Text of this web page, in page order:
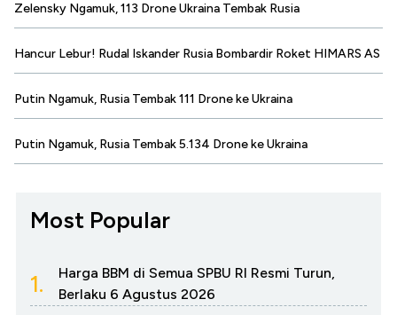
Zelensky Ngamuk, 113 Drone Ukraina Tembak Rusia
Hancur Lebur! Rudal Iskander Rusia Bombardir Roket HIMARS AS
Putin Ngamuk, Rusia Tembak 111 Drone ke Ukraina
Putin Ngamuk, Rusia Tembak 5.134 Drone ke Ukraina
Most Popular
1.
Harga BBM di Semua SPBU RI Resmi Turun,
Berlaku 6 Agustus 2026